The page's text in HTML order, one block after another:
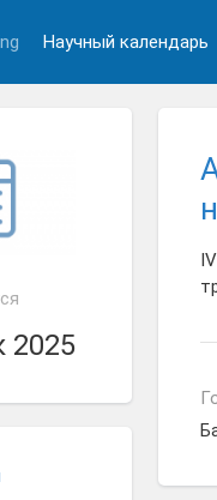
Научный календарь
2025